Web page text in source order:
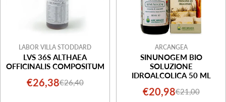
LABOR VILLA STODDARD
LVS 36S ALTHAEA
OFFICINALIS COMPOSITUM
Prezzo
€26,38Prezzo
€26,40
ARCANGEA
SINUNOGEM BIO
SOLUZIONE
IDROALCOLICA 50 ML
Prezzo
€20,98Prezzo
€21,00